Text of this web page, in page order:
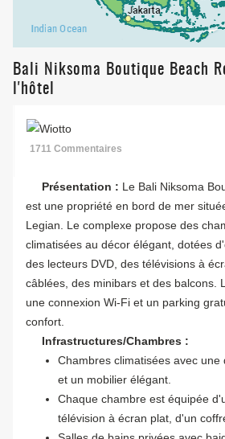
Bali Niksoma Boutique Beach
l'hôtel
Présentation : Le Bali Niksoma
est une propriété en bord de mer
Legian. Le complexe propose des
climatisées au décor élégant, dotées
des lecteurs DVD, des télévisions à
câblées, des minibars et des balcons.
une connexion Wi-Fi et un parking
confort.
Infrastructures/Chambres :
Chambres climatisées avec
et un mobilier élégant.
Chaque chambre est équipée
télévision à écran plat, d'un
1711 Commentaires